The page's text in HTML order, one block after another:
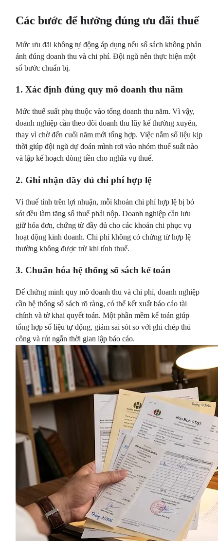
Các bước để hưởng đúng ưu đãi thuế
Mức ưu đãi không tự động áp dụng nếu sổ sách không phản
ánh đúng doanh thu và chi phí. Đội ngũ nên thực hiện một
số bước chuẩn bị.
1. Xác định đúng quy mô doanh thu năm
Mức thuế suất phụ thuộc vào tổng doanh thu năm. Vì vậy,
doanh nghiệp cần theo dõi doanh thu lũy kế thường xuyên,
thay vì chờ đến cuối năm mới tổng hợp. Việc nắm số liệu kịp
thời giúp đội ngũ dự đoán mình rơi vào nhóm thuế suất nào
và lập kế hoạch dòng tiền cho nghĩa vụ thuế.
2. Ghi nhận đầy đủ chi phí hợp lệ
Vì thuế tính trên lợi nhuận, mỗi khoản chi phí hợp lệ bị bỏ
sót đều làm tăng số thuế phải nộp. Doanh nghiệp cần lưu
giữ hóa đơn, chứng từ đầy đủ cho các khoản chi phục vụ
hoạt động kinh doanh. Chi phí không có chứng từ hợp lệ
thường không được trừ khi tính thuế.
3. Chuẩn hóa hệ thống sổ sách kế toán
Để chứng minh quy mô doanh thu và chi phí, doanh nghiệp
cần hệ thống sổ sách rõ ràng, có thể kết xuất báo cáo tài
chính và tờ khai quyết toán. Một phần mềm kế toán giúp
tổng hợp số liệu tự động, giảm sai sót so với ghi chép thủ
công và rút ngắn thời gian lập báo cáo.